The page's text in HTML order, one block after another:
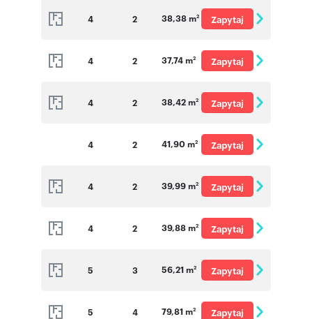
4 2 38,38 m2
Zapytaj
4 2 37,74 m2
Zapytaj
4 2 38,42 m2
Zapytaj
4 2 41,90 m2
Zapytaj
4 2 39,99 m2
Zapytaj
4 2 39,88 m2
Zapytaj
5 3 56,21 m2
Zapytaj
5 4 79,81 m2
Zapytaj